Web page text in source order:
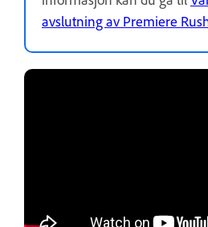
avslutning av Premiere